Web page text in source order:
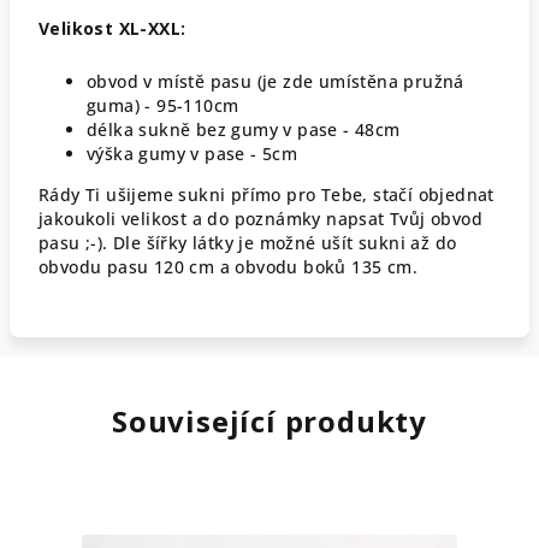
Velikost XL-XXL:
obvod v místě pasu (je zde umístěna pružná
guma) - 95-110cm
délka sukně bez gumy v pase - 48cm
výška gumy v pase - 5cm
Rády Ti ušijeme sukni přímo pro Tebe, stačí objednat
jakoukoli velikost a do poznámky napsat Tvůj obvod
pasu ;-). Dle šířky látky je možné ušít sukni až do
obvodu pasu 120 cm a obvodu boků 135 cm.
Související produkty